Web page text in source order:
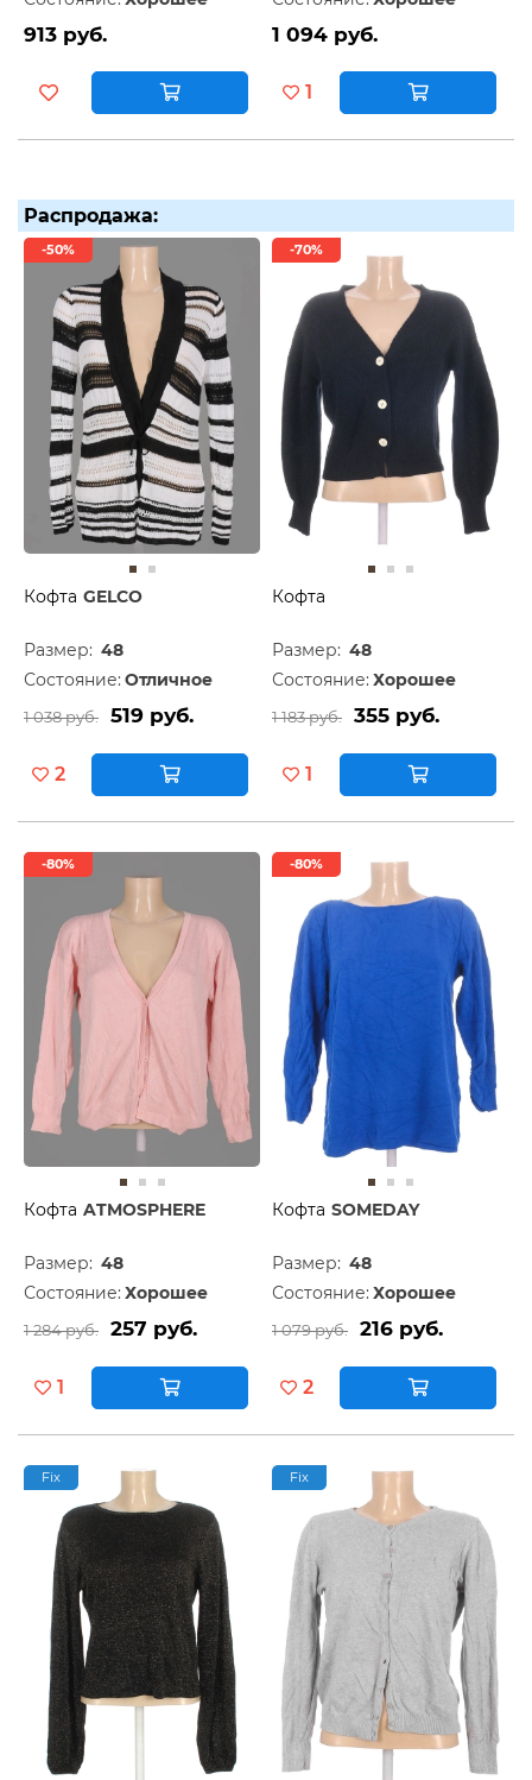
913 руб. 1 094 руб.
1
Распродажа:
-50%
Кофта GELCO
Размер: 48
Состояние: Отличное
1 038 руб. 519 руб.
2
-70%
Кофта
Размер: 48
Состояние: Хорошее
1 183 руб. 355 руб.
1
-80%
Кофта ATMOSPHERE
Размер: 48
Состояние: Хорошее
1 284 руб. 257 руб.
1
-80%
Кофта SOMEDAY
Размер: 48
Состояние: Хорошее
1 079 руб. 216 руб.
2
Fix Fix